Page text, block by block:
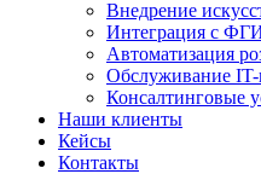
Внедрение
Интеграция с
Автоматизация
Обслуживание
Консалтинговые
Наши клиенты
Кейсы
Контакты